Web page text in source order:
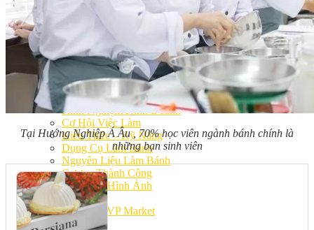
Cách Làm Bánh Pizza
Cách làm bánh chay
Cách Làm Kẹo – Mứt
Video
Tin tức
Tin Tổng Hợp
Hướng Nghiệp Á Âu
Bếp Nhà Kate
Kinh Nghiệm Kinh Doanh
Cơ Hội Việc Làm
Kiến Thức – Kỹ Năng
Dụng Cụ Làm Bánh
Nguyên Liệu Làm Bánh
Gương Thành Công
Thư Viện Hình Ảnh
Hỏi Đáp
Siêu thị ĐVP Market
Việc Làm
Tại Hướng Nghiệp Á Âu , 70% học viên ngành bánh chính là
những bạn sinh viên